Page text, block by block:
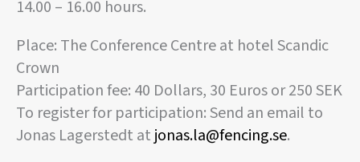
14.00 – 16.00 hours.
Place: The Conference Centre at hotel Scandic
Crown
Participation fee: 40 Dollars, 30 Euros or 250 SEK
To register for participation: Send an email to
Jonas Lagerstedt at jonas.la@fencing.se.